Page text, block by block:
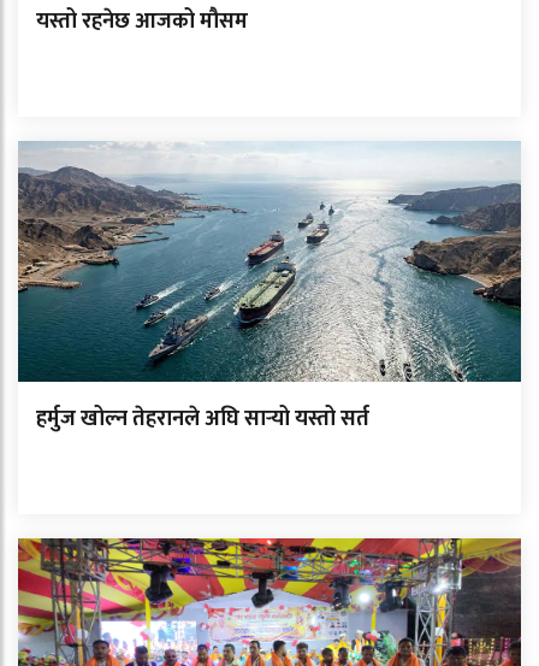
यस्तो रहनेछ आजको मौसम
हर्मुज खोल्न तेहरानले अघि सार्‍यो यस्तो सर्त